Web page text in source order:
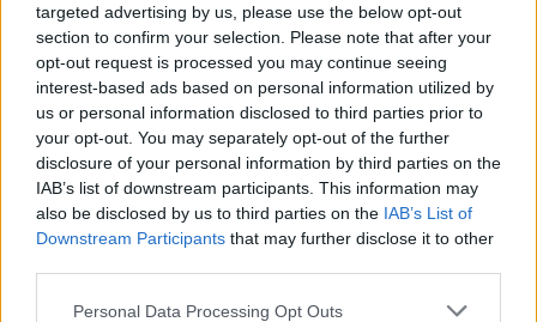
targeted advertising by us, please use the below opt-out
section to confirm your selection. Please note that after your
opt-out request is processed you may continue seeing
interest-based ads based on personal information utilized by
us or personal information disclosed to third parties prior to
your opt-out. You may separately opt-out of the further
disclosure of your personal information by third parties on the
IAB’s list of downstream participants. This information may
also be disclosed by us to third parties on the IAB’s List of
Downstream Participants that may further disclose it to other
Personal Data Processing Opt Outs